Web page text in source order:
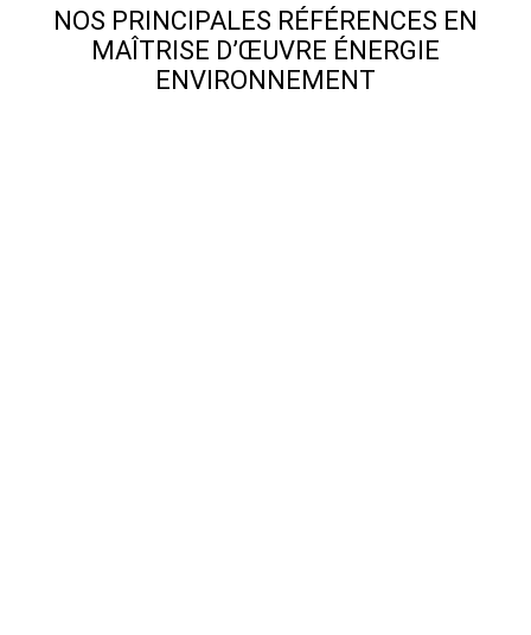
NOS PRINCIPALES RÉFÉRENCES EN
MAÎTRISE D’ŒUVRE ÉNERGIE
ENVIRONNEMENT